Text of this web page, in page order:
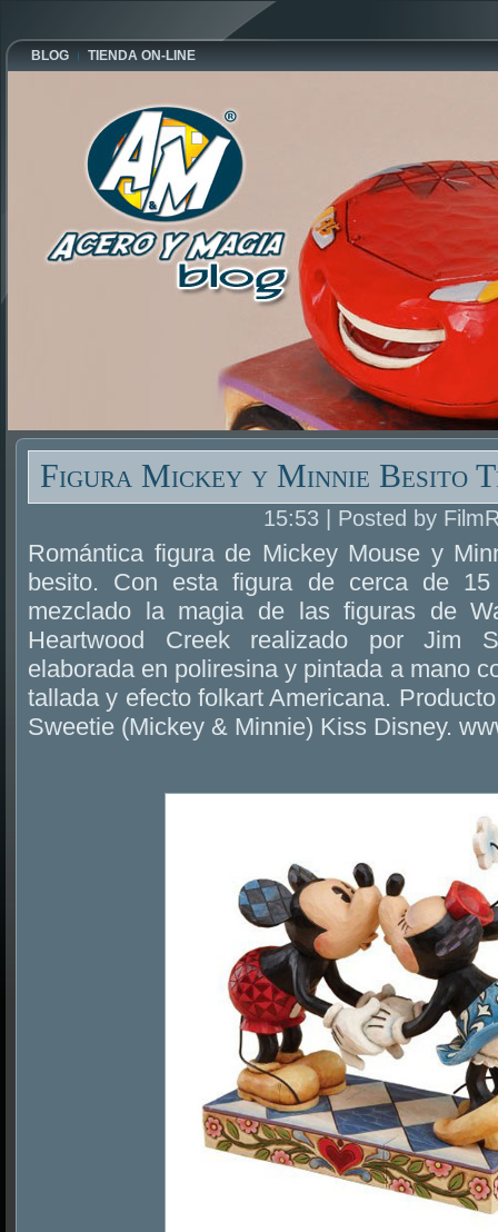
BLOG TIENDA ON-LINE
Figura Mickey y Minnie Besito
15:53 | Posted by
Romántica figura de Mickey Mouse y
besito. Con esta figura de cerca de
mezclado la magia de las figuras de
Heartwood Creek realizado por Jim
elaborada en poliresina y pintada a mano
tallada y efecto folkart Americana.
Sweetie (Mickey & Minnie) Kiss Disney.